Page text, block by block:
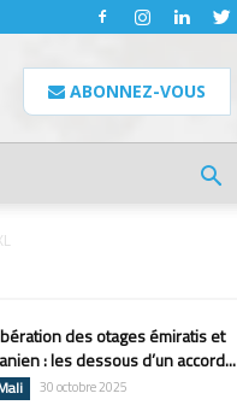
ABONNEZ-VOUS
des otages émiratis et
: les dessous d’un accord...
30 octobre 2025